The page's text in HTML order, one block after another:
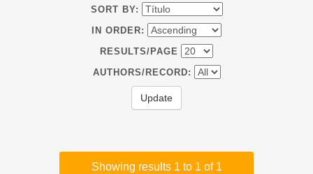
SORT BY:
IN ORDER:
RESULTS/PAGE
AUTHORS/RECORD:
Showing results 1 to 1 of 1